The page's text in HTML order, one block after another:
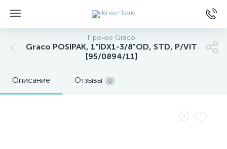
Прочее Graco
Graco POSIPAK, 1"IDX1-3/8"OD, STD, P/VIT
[95/0894/11]
Описание Отзывы 0